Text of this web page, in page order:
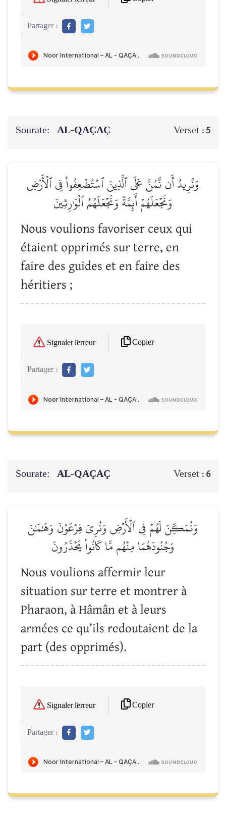
Partager :
Sourate: AL-QAÇAÇ Verset :5
وَنُرِيدُ أَن نَّمُنَّ عَلَى ٱلَّذِينَ ٱسۡتُضۡعِفُواْ فِي ٱلۡأَرۡضِ
وَنَجۡعَلَهُمۡ أَئِمَّةٗ وَنَجۡعَلَهُمُ ٱلۡوَٰرِثِينَ
Nous voulions favoriser ceux qui
étaient opprimés sur terre, en
faire des guides et en faire des
héritiers ;
Signaler l'erreur Copier
Partager :
Sourate: AL-QAÇAÇ Verset : 6
وَنُمَكِّنَ لَهُمۡ فِي ٱلۡأَرۡضِ وَنُرِيَ فِرۡعَوۡنَ وَهَٰمَٰنَ
وَجُنُودَهُمَا مِنۡهُم مَّا كَانُواْ يَحۡذَرُونَ
Nous voulions affermir leur
situation sur terre et montrer à
Pharaon, à Hâmân et à leurs
armées ce qu’ils redoutaient de la
part (des opprimés).
Signaler l'erreur Copier
Partager :